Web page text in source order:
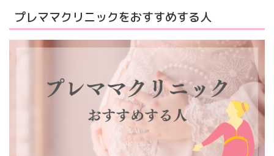
プレママクリニックをおすすめする人